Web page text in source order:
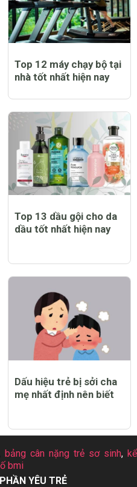
Top 12 máy chạy bộ tại
nhà tốt nhất hiện nay
Top 13 dầu gội cho da
dầu tốt nhất hiện nay
Dấu hiệu trẻ bị sởi cha
mẹ nhất định nên biết
bảng cân nặng trẻ sơ sinh,kể
bmi
YÊU TRẺ